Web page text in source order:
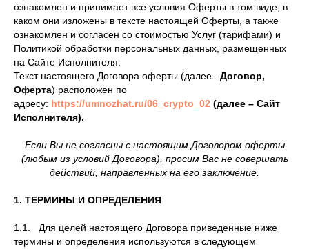
ознакомлен и принимает все условия Оферты в том виде, в
каком они изложены в тексте настоящей Оферты, а также
ознакомлен и согласен со стоимостью Услуг (тарифами) и
Политикой обработки персональных данных, размещенных
на Сайте Исполнителя.
Текст настоящего Договора оферты (далее– Договор,
Оферта) расположен по
адресу: https://umnozhat.ru/06_crypto_02 (далее – Сайт
Исполнителя).
Если Вы не согласны с настоящим Договором оферты
(любым из условий Договора), просим Вас не совершать
действий, направленных на его заключение.
1. ТЕРМИНЫ И ОПРЕДЕЛЕНИЯ
1.1. Для целей настоящего Договора приведенные ниже
термины и определения используются в следующем